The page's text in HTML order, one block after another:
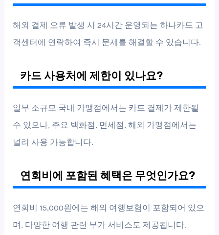
해외 결제 오류 발생 시 24시간 운영되는 하나카드 고
객센터에 연락하여 즉시 문제를 해결할 수 있습니다.
카드 사용처에 제한이 있나요?
일부 소규모 국내 가맹점에서는 카드 결제가 제한될
수 있으나, 주요 백화점, 면세점, 해외 가맹점에서는
널리 사용 가능합니다.
연회비에 포함된 혜택은 무엇인가요?
연회비 15,000원에는 해외 여행보험이 포함되어 있으
며, 다양한 여행 관련 부가 서비스도 제공됩니다.